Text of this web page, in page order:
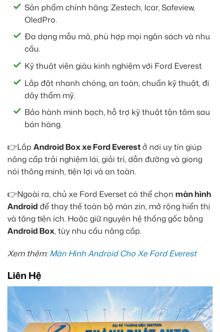
Sản phẩm chính hãng: Zestech, Icar, Safeview,
OledPro.
Đa dạng mẫu mã, phù hợp mọi ngân sách và nhu
cầu.
Kỹ thuật viên giàu kinh nghiệm với Ford Everest
Lắp đặt nhanh chóng, an toàn, chuẩn kỹ thuật, đi
dây thẩm mỹ.
Bảo hành minh bạch, hỗ trợ kỹ thuật tận tâm sau
bán hàng.
👉Lắp Android Box xe Ford Everestở nơi uy tín giúp
nâng cấp trải nghiệm lái, giải trí, dẫn đường và giọng
nói thông minh, tiện lợi và an toàn.
👉Ngoài ra, chủ xe Ford Everset có thể chọn màn hình
Androidđể thay thế toàn bộ màn zin, mở rộng hiển thị
và tăng tiện ích. Hoặc giữ nguyên hệ thống gốc bằng
Android Box, tùy nhu cầu nâng cấp.
Xem thêm:Màn Hình Android Cho Xe Ford Everest
Liên Hệ